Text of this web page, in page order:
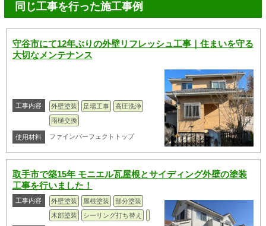
同じ工事を行った施工事例
守谷市にて12年ぶりの外壁リフレッシュ工事｜住まいを守る
大切なメンテナンス
工事内容 外壁塗装 足場工事
高圧洗浄
雨樋交換
使用材料 ファインパーフェクトトップ
取手市で築15年 モニエル瓦屋根とサイディング外壁の塗装
工事を行いました！
工事内容 外壁塗装 屋根塗装
部分塗装
木部塗装
シーリング打ち替え